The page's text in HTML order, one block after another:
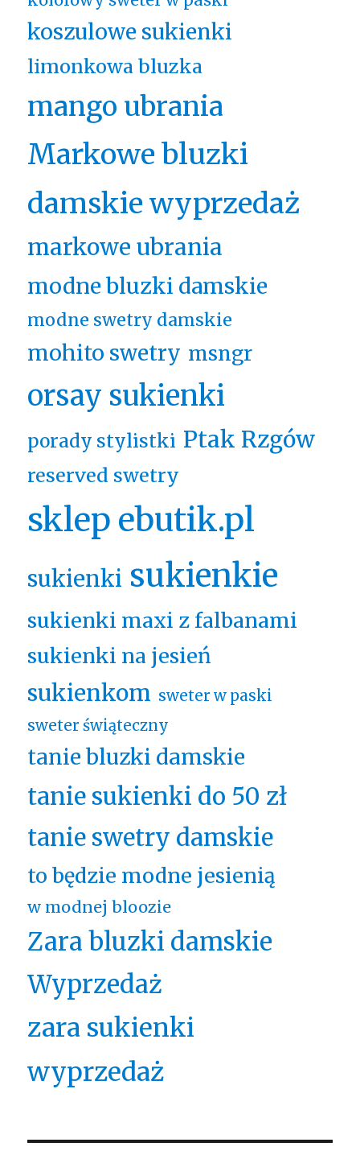
koszulowe sukienki
limonkowa bluzka
mango ubrania
Markowe bluzki
damskie wyprzedaż
markowe ubrania
modne bluzki damskie
modne swetry damskie
mohito swetry msngr
orsay sukienki
porady stylistki Ptak Rzgów
reserved swetry
sklep ebutik.pl
sukienki sukienkie
sukienki maxi z falbanami
sukienki na jesień
sukienkom sweter w paski
sweter świąteczny
tanie bluzki damskie
tanie sukienki do 50 zł
tanie swetry damskie
to będzie modne jesienią
w modnej bloozie
Zara bluzki damskie
Wyprzedaż
zara sukienki
wyprzedaż